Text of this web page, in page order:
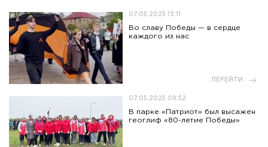
07.05.2025 13:11
Во славу Победы — в сердце
каждого из нас
ПЕРЕЙТИ
07.05.2025 09:52
В парке «Патриот» был высажен
геоглиф «80-летие Победы»